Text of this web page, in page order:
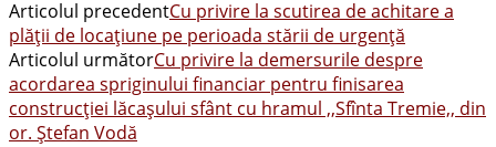
Share
Articolul precedentCu privire la scutirea de achitare a
plății de locațiune pe perioada stării de urgență
Articolul următorCu privire la demersurile despre
acordarea spriginului financiar pentru finisarea
construcţiei lăcaşului sfânt cu hramul ,,Sfînta Tremie,, din
or. Ştefan Vodă